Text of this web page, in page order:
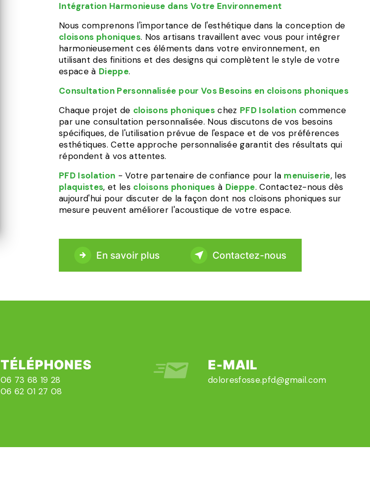
Intégration Harmonieuse dans Votre Environnement
Nous comprenons l'importance de l'esthétique dans la conception de
cloisons phoniques. Nos artisans travaillent avec vous pour intégrer
harmonieusement ces éléments dans votre environnement, en
utilisant des finitions et des designs qui complètent le style de votre
espace à Dieppe.
Consultation Personnalisée pour Vos Besoins en cloisons phoniques
Chaque projet de cloisons phoniqueschez PFD Isolation commence
par une consultation personnalisée. Nous discutons de vos besoins
spécifiques, de l'utilisation prévue de l'espace et de vos préférences
esthétiques. Cette approche personnalisée garantit des résultats qui
répondent à vos attentes.
PFD Isolation - Votre partenaire de confiance pour la menuiserie, les
plaquistes, et les cloisons phoniques à Dieppe. Contactez-nous dès
aujourd'hui pour discuter de la façon dont nos cloisons phoniques sur
mesure peuvent améliorer l'acoustique de votre espace.
En savoir plus Contactez-nous
TÉLÉPHONES
06 73 68 19 28
06 62 01 27 08
E-MAIL
doloresfosse.pfd@gmail.com